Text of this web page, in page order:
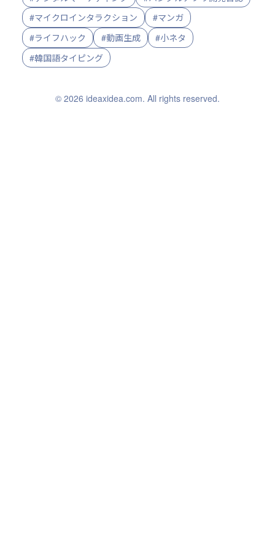
#マイクロインタラクション
#マンガ
#ライフハック
#動画生成
#小ネタ
#韓国語タイピング
© 2026 ideaxidea.com. All rights reserved.